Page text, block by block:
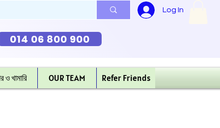
Log In
014 06 800 900
ও খামারি OUR TEAM Refer Friends